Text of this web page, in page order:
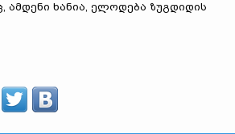
ხანია, ელოდება ზუგდიდის